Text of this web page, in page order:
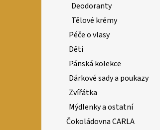
Deodoranty
Tělové krémy
Péče o vlasy
Děti
Pánská kolekce
Dárkové sady a poukazy
Zvířátka
Mýdlenky a ostatní
Čokoládovna CARLA